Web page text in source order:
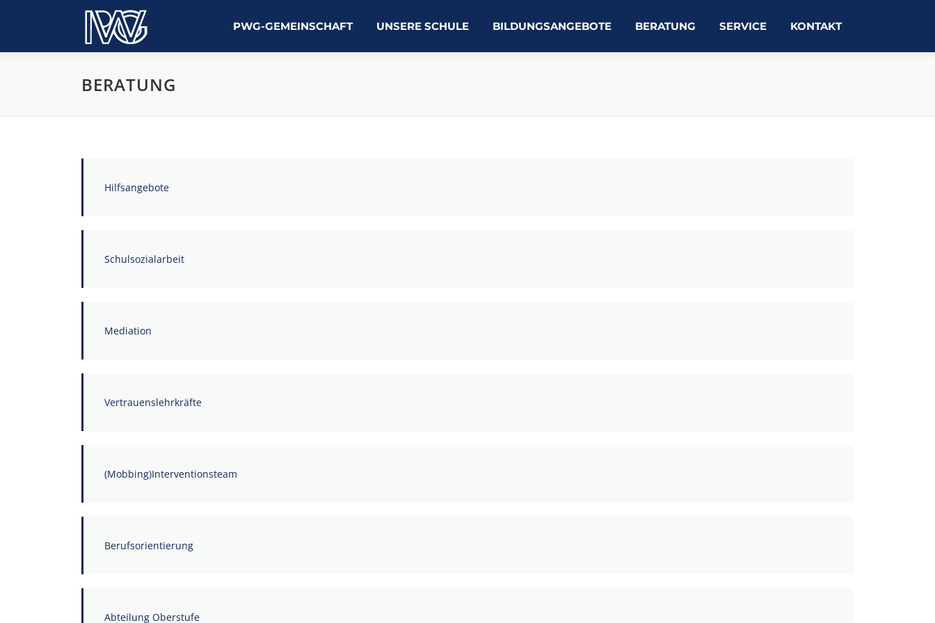
PWG-GEMEINSCHAFT UNSERE SCHULE BILDUNGSANGEBOTE BERATUNG SERVICE KONTAKT
BERATUNG
Hilfsangebote
Schulsozialarbeit
Mediation
Vertrauenslehrkräfte
(Mobbing)Interventionsteam
Berufsorientierung
Abteilung Oberstufe